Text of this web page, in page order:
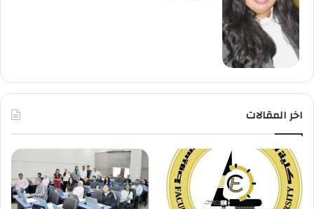
اخر المقالات